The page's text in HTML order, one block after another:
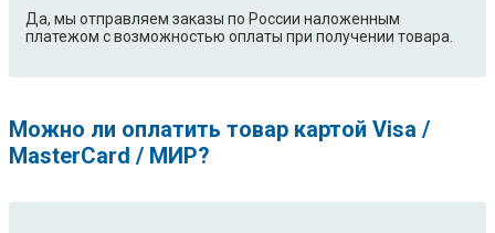
Да, мы отправляем заказы по России наложенным
платежом с возможностью оплаты при получении товара.
Можно ли оплатить товар картой Visa /
MasterCard / МИР?